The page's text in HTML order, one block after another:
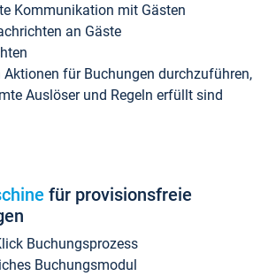
Kommunikation mit Gästen
an Gäste
Aktionen für Buchungen durchzuführen,
Auslöser und Regeln erfüllt sind
für provisionsfreie
Buchungsprozess
Buchungsmodul